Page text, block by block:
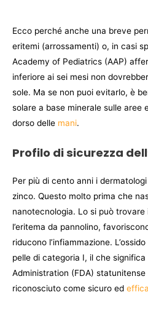
Ecco perché anche una breve
eritemi (arrossamenti) o, in casi
Academy of Pediatrics (AAP)
inferiore ai sei mesi non
sole. Ma se non puoi evitarlo, è
solare a base minerale sulle aree
dorso delle mani.
Profilo di sicurezza
Per più di cento anni i
zinco. Questo molto prima che
nanotecnologia. Lo si può
l’eritema da pannolino,
riducono l’infiammazione.
pelle di categoria I, il che
Administration (FDA)
riconosciuto come sicuro ed